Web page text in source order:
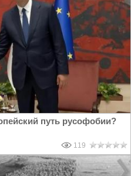
путь русофобии?
119